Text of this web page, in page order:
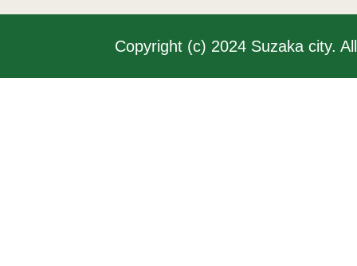
Copyright (c) 2024 Suzaka city.